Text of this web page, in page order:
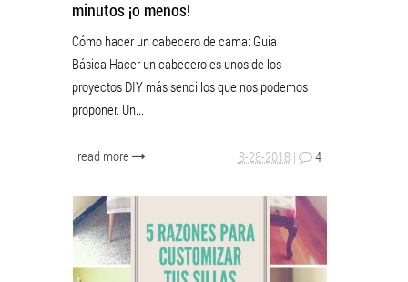
minutos ¡o menos!
Cómo hacer un cabecero de cama: Guía
Básica Hacer un cabecero es unos de los
proyectos DIY más sencillos que nos podemos
proponer. Un...
read more 8-28-2018 | 4